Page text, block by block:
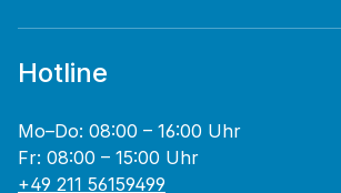
Hotline
Mo–Do: 08:00 – 16:00 Uhr
Fr: 08:00 – 15:00 Uhr
+49 211 56159499